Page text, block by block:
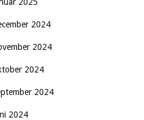
2024
2024
2024
2024
2024